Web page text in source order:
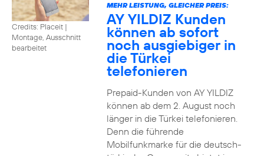
Credits: Placeit |
Montage, Ausschnitt
bearbeitet
MEHR LEISTUNG, GLEICHER PREIS:
AY YILDIZ Kunden
können ab sofort
noch ausgiebiger in
die Türkei
telefonieren
Prepaid-Kunden von AY YILDIZ
können ab dem 2. August noch
länger in die Türkei telefonieren.
Denn die führende
Mobilfunkmarke für die deutsch-